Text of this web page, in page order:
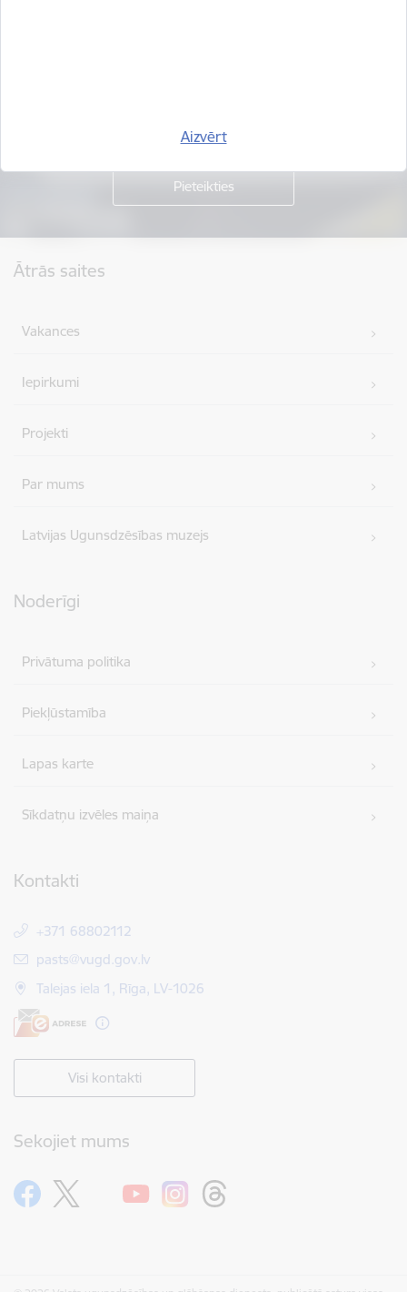
Aizvērt
Ātrās saites
Vakances
Iepirkumi
Projekti
Par mums
Latvijas Ugunsdzēsības muzejs
Noderīgi
Privātuma politika
Piekļūstamība
Lapas karte
Sīkdatņu izvēles maiņa
Kontakti
+371 68802112
E-pasts:
pasts@vugd.gov.lv
Talejas iela 1, Rīga, LV-1026
Visi kontakti
Sekojiet mums